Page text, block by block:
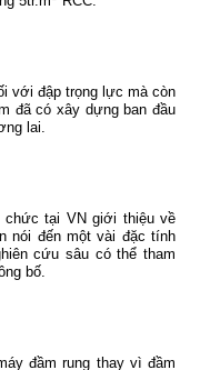
với đập trọng lực mà còn
đã có xây dựng ban đầu
lai.
chức tại VN giới thiệu về
nói đến một vài đặc tính
cứu sâu có thể tham
bố.
đầm rung thay vì đầm